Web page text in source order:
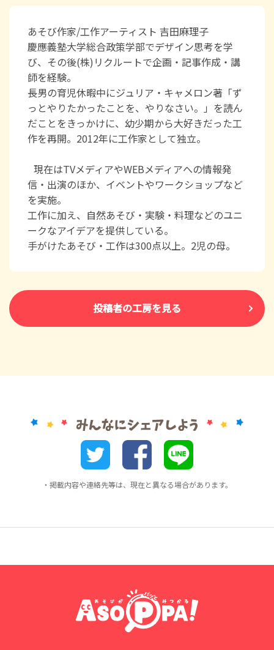
​あそび作家/工作アーティスト 吉田麻理子
慶應義塾大学総合政策学部でデザイン思考を学
び、その後(株)リクルートで企画・記事作成・講
師を経験。
長男の育児休暇中にジュリア・キャメロン著「ず
っとやりたかったことを、やりなさい。」を読ん
だことをきっかけに、幼少期から大好きだった工
作を再開。2012年に工作家として独立。
現在はTVメディアやWEBメディアへの情報発
信・出演のほか、イベントやワークショップなど
を実施。
工作に加え、自然あそび・実験・料理などのユニ
ークなアイデアを提供している。
手がけたあそび・工作は300点以上。2児の母。
投稿者の工房を見る
・掲載内容や連絡先等は、現在と異なる場合があります。